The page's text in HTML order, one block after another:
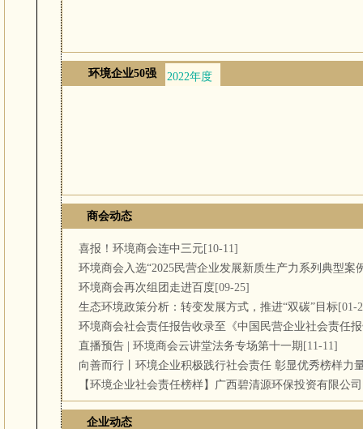
环境企业50强 2022年度
商会动态
喜报！环境商会连中三元[10-11]
环境商会入选“2025民营企业发展新质生产力系列典型案
环境商会再次组团走进百度[09-25]
生态环境政策分析：转变发展方式，推进“双碳”目标[01-
环境商会社会责任报告收录至《中国民营企业社会责任
直播预告 | 环境商会云讲堂法务专场第十一期 [11-11]
向善而行丨环境企业积极践行社会责任 彰显优秀榜样力
【环境企业社会责任榜样】广西碧清源环保投资有限公司
企业动态